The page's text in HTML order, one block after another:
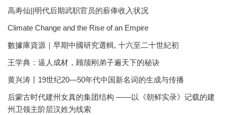
高寿仙||明代后期武职官员的薪俸收入状况
Climate Change and the Rise of an Empire
數據庫資源｜早期中國研究選輯, 十六至二十世紀初
王学典：逼人成材，顾颉刚弟子遍天下的秘诀
黄兴涛丨19世纪20—50年代中国新名词的生成与传播
后蒙古时代建州女真的集团结构 ——以《朝鲜实录》记载的建
州卫领主阶层汉姓为线索